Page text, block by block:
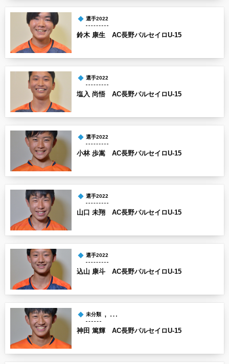
選手2022
鈴木 康生 AC長野パルセイロU-15
選手2022
塩入 尚悟 AC長野パルセイロU-15
選手2022
小林 歩嵩 AC長野パルセイロU-15
選手2022
山口 未翔 AC長野パルセイロU-15
選手2022
込山 康斗 AC長野パルセイロU-15
未分類 , …
神田 篤輝 AC長野パルセイロU-15